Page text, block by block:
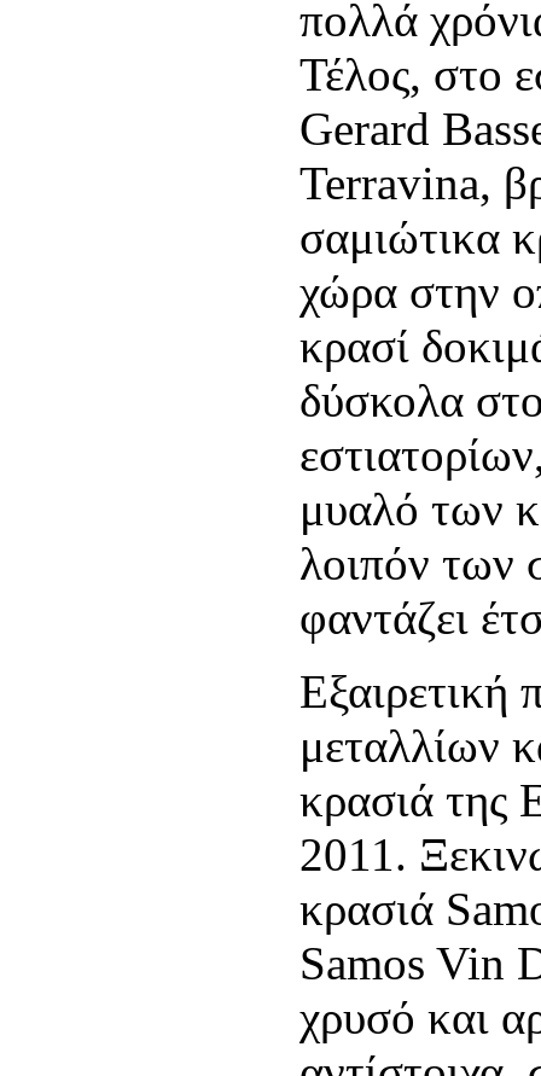
πολλά
Τέλος, στο
Gerard
Terravina,
σαμιώτικα
χώρα στην
κρασί
δύσκολα
μυαλό των
λοιπόν των
φαντάζει
Εξαιρετική
μεταλλίων
κρασιά της
2011.
κρασιά
Samos Vin
χρυσό και